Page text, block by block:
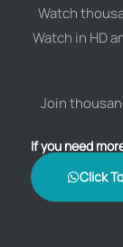
Watch
Watch in HD
Join
If you need
Click